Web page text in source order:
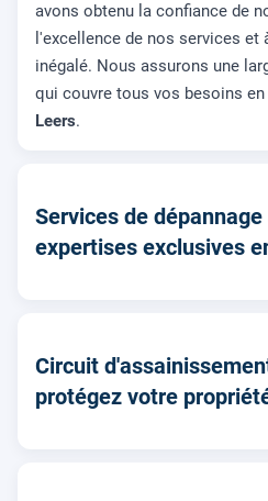
avons obtenu la confiance de
l'excellence de nos services et
inégalé. Nous assurons une
qui couvre tous vos besoins
Leers.
Services de
expertises exclusives
Circuit
protégez votre